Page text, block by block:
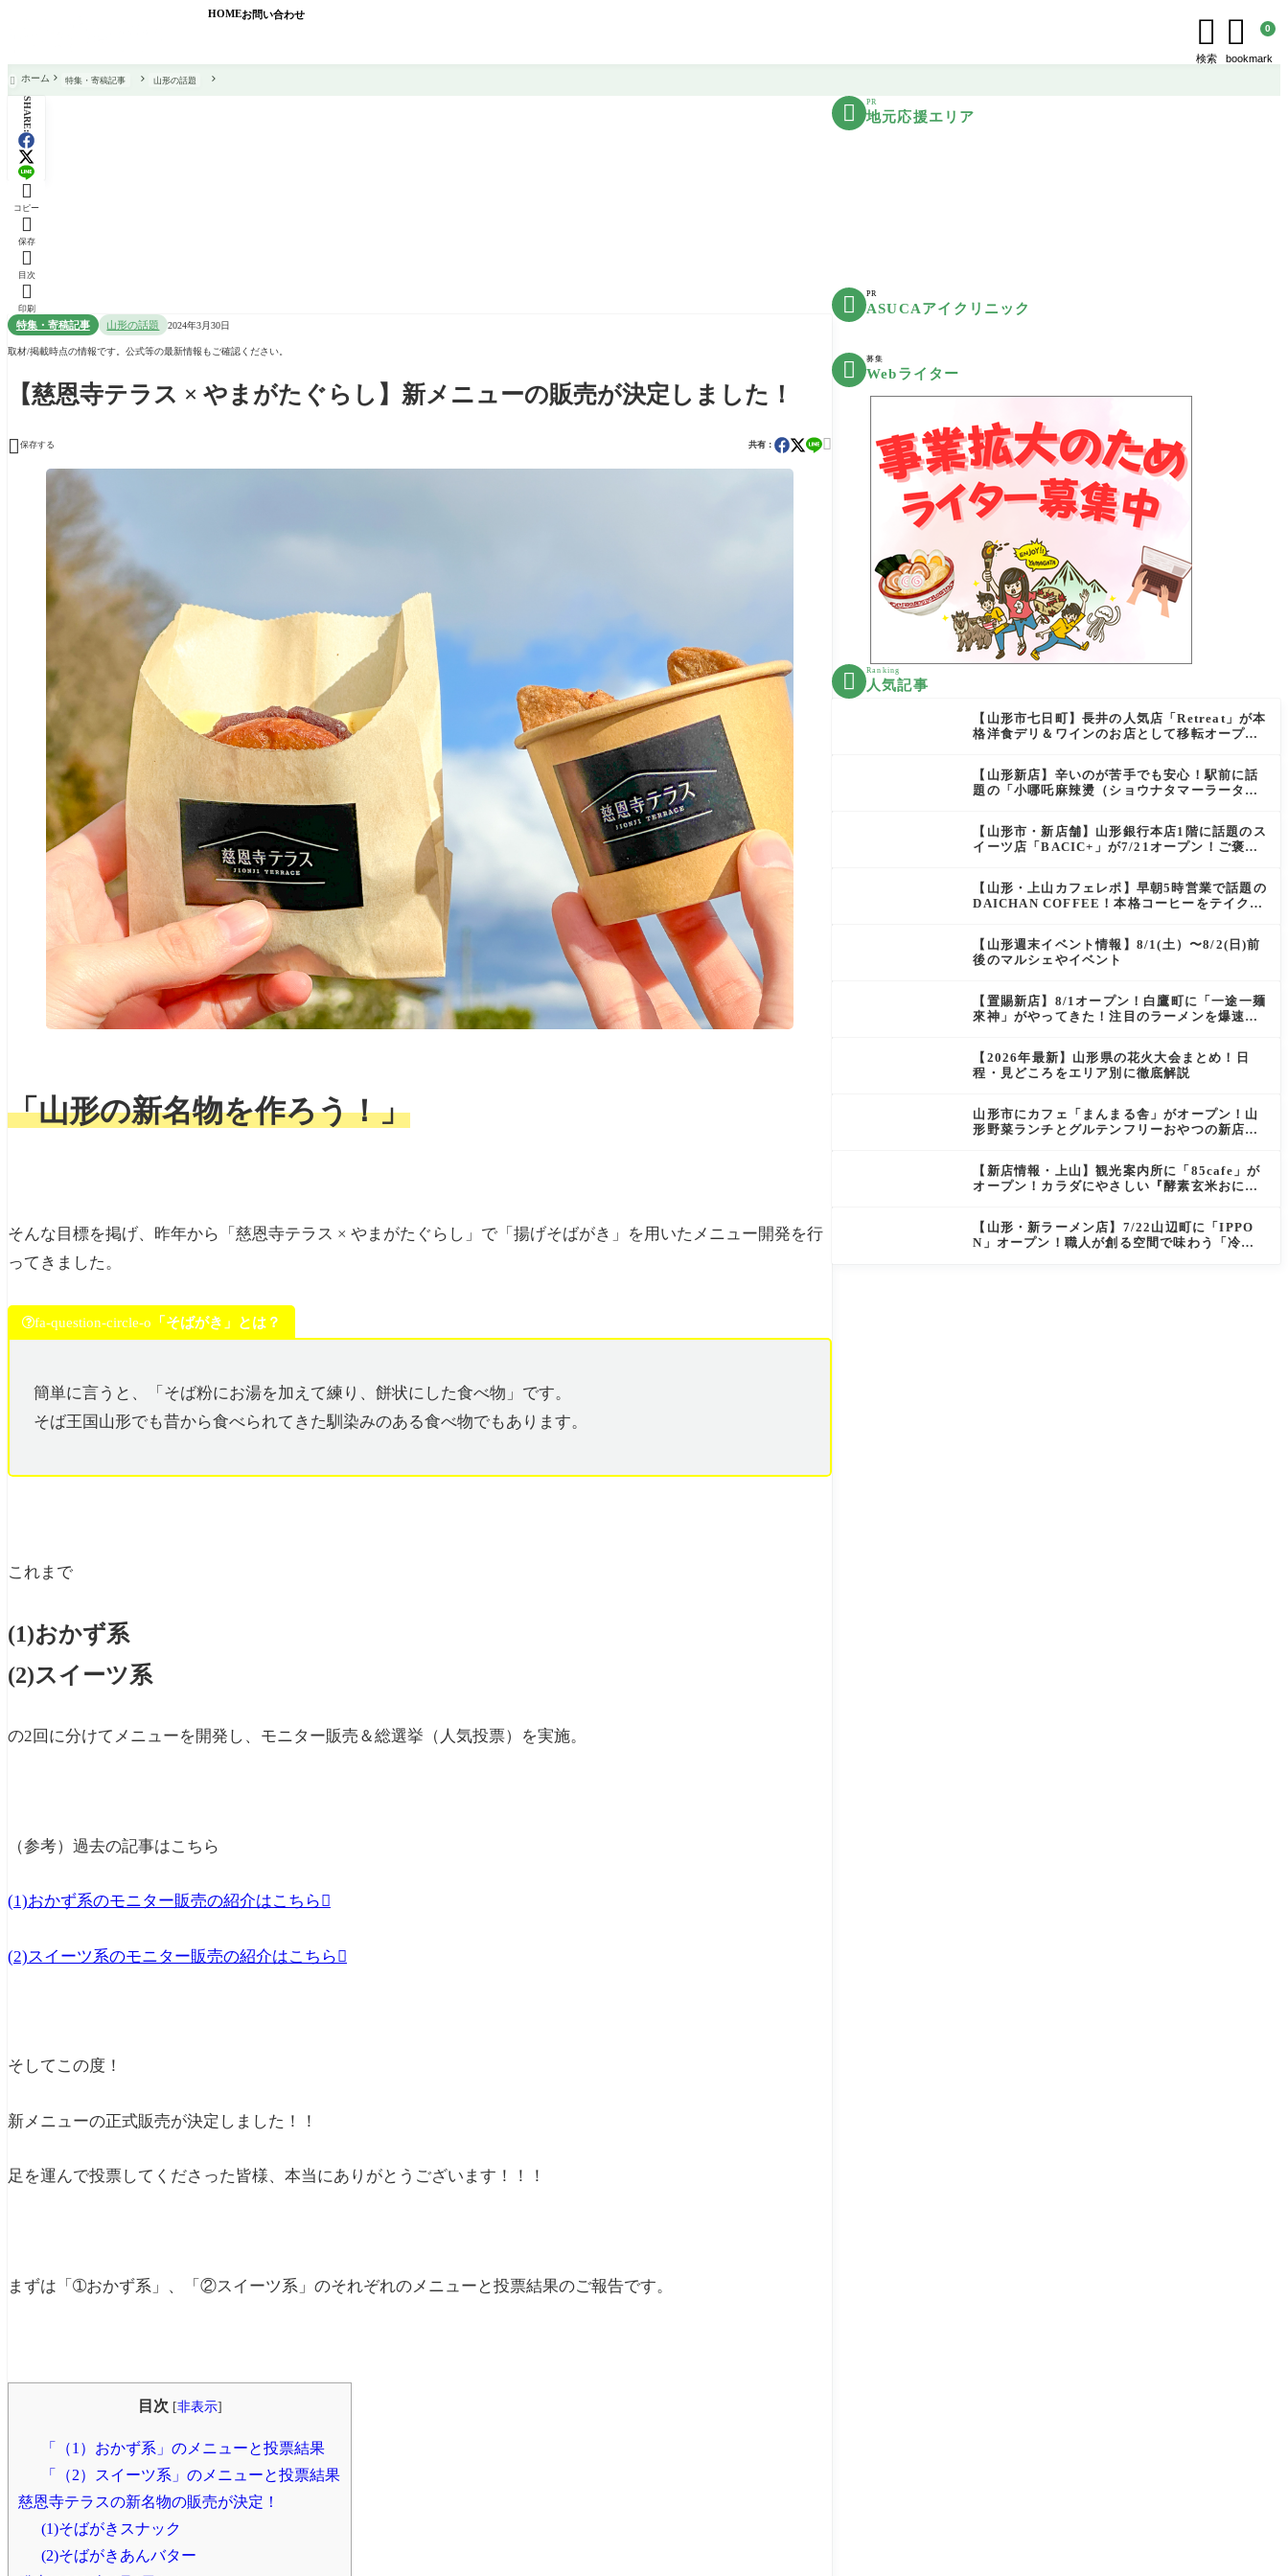
HOMEお問い合わせ 
検索
 0
bookmark
 ホーム 特集・寄稿記事 山形の話題
SHARE:

コピー

保存

目次

印刷
特集・寄稿記事 山形の話題 2024年3月30日
取材/掲載時点の情報です。公式等の最新情報もご確認ください。
【慈恩寺テラス × やまがたぐらし】新メニューの販売が決定しました！
 保存する 共有： 
「山形の新名物を作ろう！」
そんな目標を掲げ、昨年から「 慈恩寺テラス × やまがたぐらし」で「揚げそばがき」を用いたメニュー開発を行
ってきました。
fa-question-circle-o 「そばがき」とは？
簡単に言うと、「そば粉にお湯を加えて練り、餅状にした食べ物」です。
そば王国山形でも昔から食べられてきた馴染みのある食べ物でもあります。
これまで
(1)おかず系
(2)スイーツ系
の2回に分けてメニューを開発し、モニター販売＆総選挙（人気投票）を実施。
（参考）過去の記事はこちら
(1)おかず系のモニター販売の紹介はこちら
(2)スイーツ系のモニター販売の紹介はこちら
そしてこの度！
新メニューの正式販売が決定しました！！
足を運んで投票してくださった皆様、本当にありがとうございます！！！
まずは「➀おかず系」、「②スイーツ系」のそれぞれのメニューと投票結果のご報告です。
目次 [非表示]
「（1）おかず系」のメニューと投票結果
「（2）スイーツ系」のメニューと投票結果
慈恩寺テラスの新名物の販売が決定！
(1)そばがきスナック
(2)そばがきあんバター
 PR
地元応援エリア
 PR
ASUCAアイクリニック
 募集
Webライター
 Ranking
人気記事
【山形市七日町】長井の人気店「Retreat」が本
格洋食デリ＆ワインのお店として移転オープン
【山形新店】辛いのが苦手でも安心！駅前に話
題の「小哪吒麻辣燙（ショウナタマーラータ
【山形市・新店舗】山形銀行本店1階に話題のス
イーツ店「BACIC+」が7/21オープン！ご褒美
【山形・上山カフェレポ】早朝5時営業で話題の
DAICHAN COFFEE！本格コーヒーをテイクア
【山形週末イベント情報】8/1(土）〜8/2(日)前
後のマルシェやイベント
【置賜新店】8/1オープン！白鷹町に「一途一麺
來神」がやってきた！注目のラーメンを爆速実
【2026年最新】山形県の花火大会まとめ！日
程・見どころをエリア別に徹底解説
山形市にカフェ「まんまる舎」がオープン！山
形野菜ランチとグルテンフリーおやつの新店情
【新店情報・上山】観光案内所に「85cafe」が
オープン！カラダにやさしい『酵素玄米おにぎ
【山形・新ラーメン店】7/22山辺町に「IPPO
N」オープン！職人が創る空間で味わう「冷た